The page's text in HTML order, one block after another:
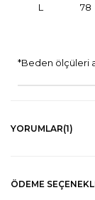
L 78
*Beden ölçüleri
YORUMLAR(1)
ÖDEME